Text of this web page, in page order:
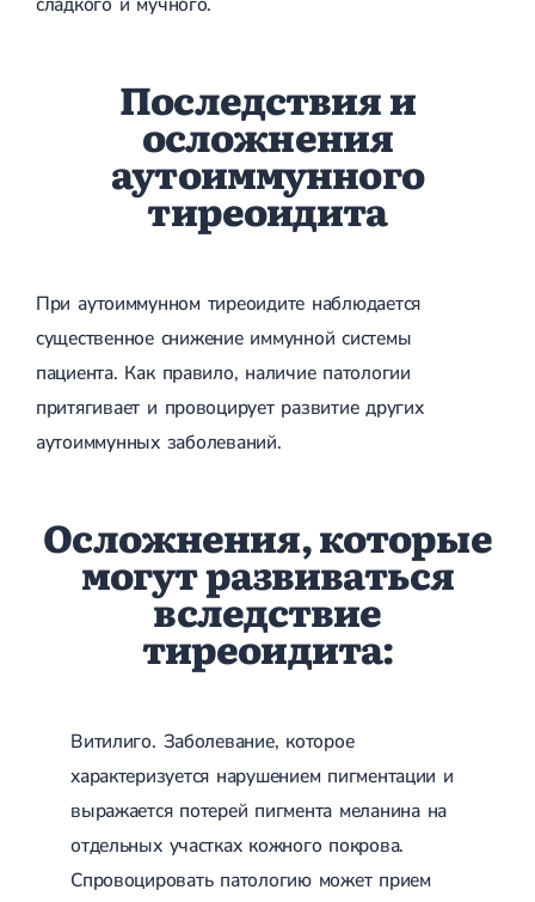
Последствия и
осложнения
аутоиммунного
тиреоидита
При аутоиммунном тиреоидите наблюдается
существенное снижение иммунной системы
пациента. Как правило, наличие патологии
притягивает и провоцирует развитие других
аутоиммунных заболеваний.
Осложнения, которые
могут развиваться
вследствие
тиреоидита:
Витилиго. Заболевание, которое
характеризуется нарушением пигментации и
выражается потерей пигмента меланина на
отдельных участках кожного покрова.
Спровоцировать патологию может прием